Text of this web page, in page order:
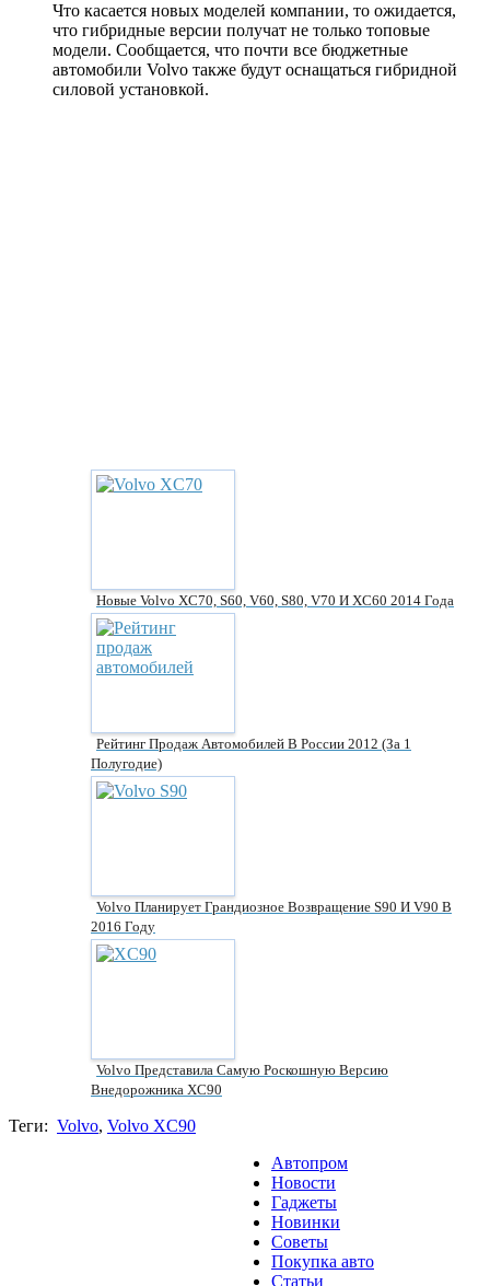
Что касается новых моделей компании, то ожидается,
что гибридные версии получат не только топовые
модели. Сообщается, что почти все бюджетные
автомобили Volvo также будут оснащаться гибридной
силовой установкой.
Новые Volvo XC70, S60, V60, S80, V70 И XC60 2014 Года
Рейтинг Продаж Автомобилей В России 2012 (за 1
Полугодие)
Volvo Планирует Грандиозное Возвращение S90 И V90 В
2016 Году
Volvo Представила Самую Роскошную Версию
Внедорожника XC90
Теги: Volvo, Volvo XC90
Автопром
Новости
Гаджеты
Новинки
Советы
Покупка авто
Статьи